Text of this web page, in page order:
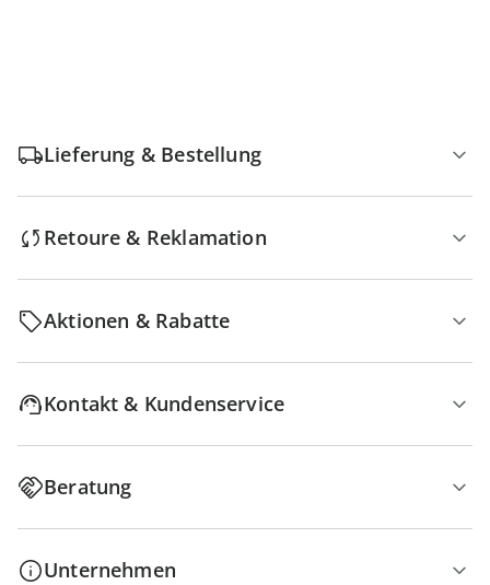
Lieferung & Bestellung
Retoure & Reklamation
Aktionen & Rabatte
Kontakt & Kundenservice
Beratung
Unternehmen